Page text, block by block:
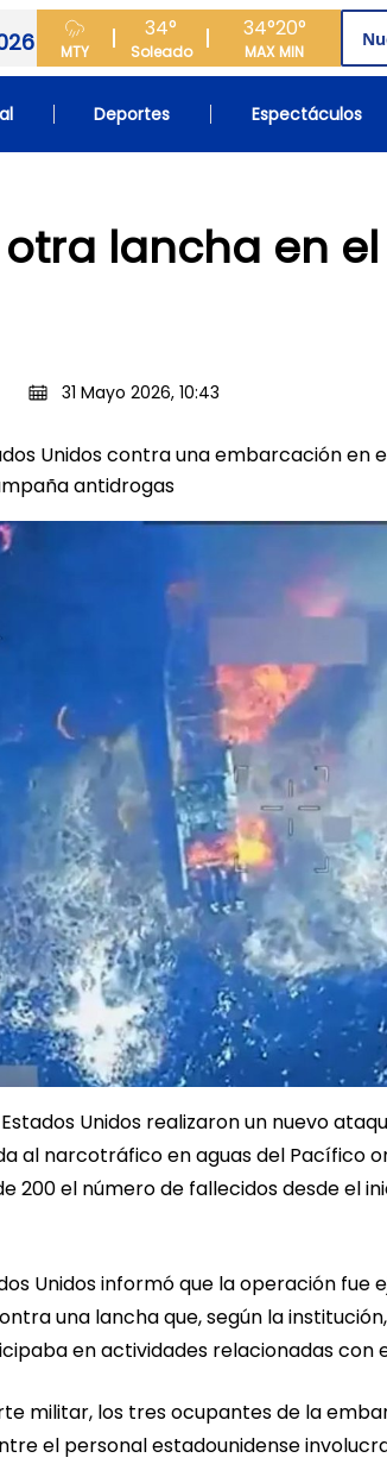
MTY
34°
Soleado
34°
MAX
20°
MIN
Deportes Espectáculos
otra lancha en
31 Mayo 2026, 10:43
Unidos contra una embarcación en
antidrogas
Unidos realizaron un nuevo
al narcotráfico en aguas del Pacífico
200 el número de fallecidos desde el
Unidos informó que la operación
una lancha que, según la
en actividades relacionadas con
militar, los tres ocupantes de la
el personal estadounidense